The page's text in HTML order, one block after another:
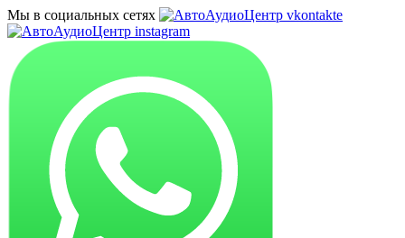
Мы в социальных сетях